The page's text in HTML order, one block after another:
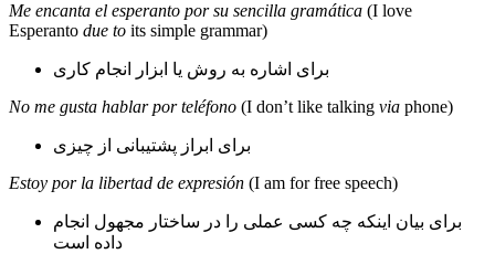
Me encanta el esperanto por su sencilla gramática (I love
Esperanto due to its simple grammar)
برای اشاره به روش یا ابزار انجام کاری
No me gusta hablar por teléfono (I don’t like talking via phone)
برای ابراز پشتیبانی از چیزی
Estoy por la libertad de expresión (I am for free speech)
برای بیان اینکه چه کسی عملی را در ساختار مجهول انجام
داده است